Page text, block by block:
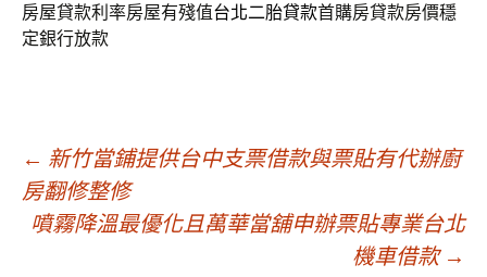
房屋貸款利率房屋有殘值台北二胎貸款首購房貸款房價穩
定銀行放款
文
章
← 新竹當鋪提供台中支票借款與票貼有代辦廚
房翻修整修
噴霧降溫最優化且萬華當舖申辦票貼專業台北
機車借款 →